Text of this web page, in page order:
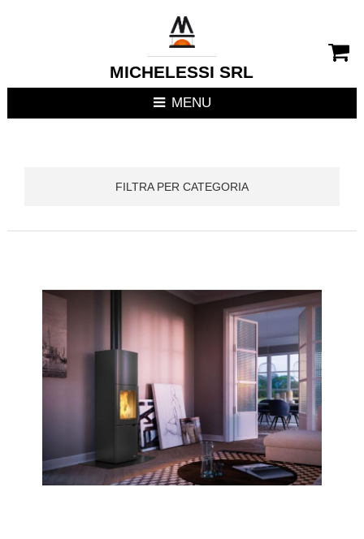
MICHELESSI SRL
MENU
RIVESTIMENTI
TERMOCUCINE E
CUCINE DA INTERNO
CALDAIE
GAZEBI
CAMINI A GAS
FILTRA PER CATEGORIA